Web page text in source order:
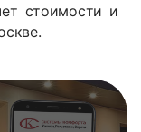
стоимости и